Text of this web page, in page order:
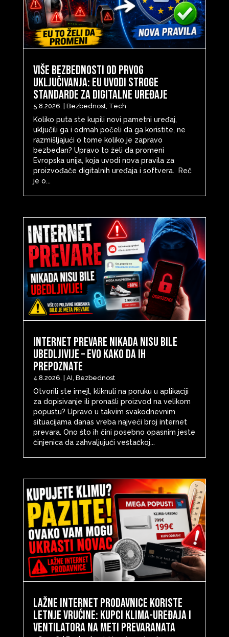
Više bezbednosti od prvog
uključivanja: EU uvodi stroge
standarde za digitalne uređaje
5.8.2026. Bezbednost, Tech
Koliko puta ste kupili novi pametni uređaj,
uključili ga i odmah počeli da ga koristite, ne
razmišljajući o tome koliko je zapravo
bezbedan? Upravo to želi da promeni
Evropska unija, koja uvodi nova pravila za
proizvođače digitalnih uređaja i softvera. Reč
je o...
Internet prevare nikada nisu bile
ubedljivije – evo kako da ih
prepoznate
4.8.2026. | AI Bezbednost
Otvorili ste imejl, kliknuli na poruku u aplikaciji
za dopisivanje ili pronašli proizvod na velikom
popustu? Upravo u takvim svakodnevnim
situacijama danas vreba najveći broj internet
prevara. Ono što ih čini posebno opasnim jeste
činjenica da zahvaljujući veštačkoj...
Lažne internet prodavnice koriste
letnje vrućine: Kupci klima-uređaja i
ventilatora na meti prevaranata